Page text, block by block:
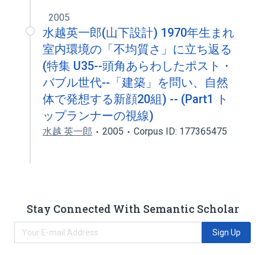
2005
水越英一郎(山下設計) 1970年生まれ
室内環境の「不均質さ」に立ち返る
(特集 U35--頭角あらわしたポスト・
バブル世代--「建築」を問い、自然
体で発想する新顔20組) -- (Part1 ト
ップランナーの視線)
水越 英一郎 2005 Corpus ID: 177365475
Stay Connected With Semantic Scholar
Sign Up